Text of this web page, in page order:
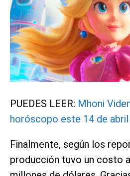
PUEDES LEER: Mhoni
horóscopo este 14 de
Finalmente, según los
producción tuvo un costo